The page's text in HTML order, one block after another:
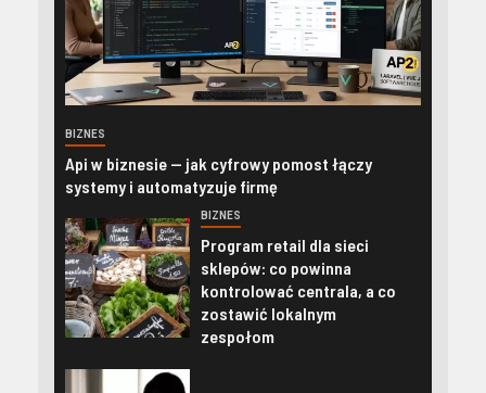
BIZNES
Api w biznesie — jak cyfrowy pomost łączy
systemy i automatyzuje firmę
BIZNES
Program retail dla sieci
sklepów: co powinna
kontrolować centrala, a co
zostawić lokalnym
zespołom